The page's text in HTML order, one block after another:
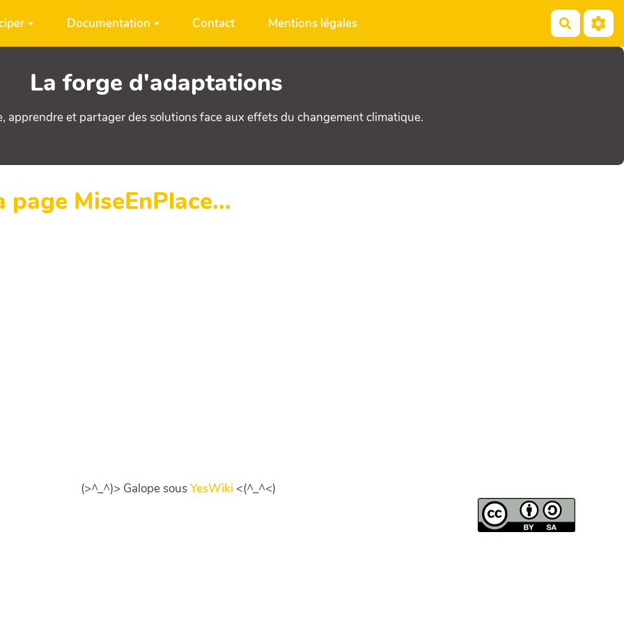
Documentation Contact Mentions légales
La forge d'adaptations
apprendre et partager des solutions face aux effets du changement climatique.
MiseEnPlace…
(>^_^)> Galope sousYesWiki <(^_^<)